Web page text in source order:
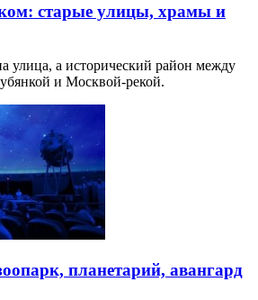
старые улицы, храмы и
улица, а исторический район между
и Москвой-рекой.
планетарий, авангард